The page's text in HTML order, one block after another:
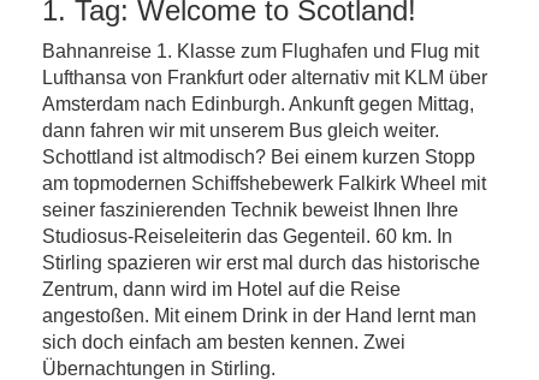
1. Tag: Welcome to Scotland!
Bahnanreise 1. Klasse zum Flughafen und Flug mit
Lufthansa von Frankfurt oder alternativ mit KLM über
Amsterdam nach Edinburgh. Ankunft gegen Mittag,
dann fahren wir mit unserem Bus gleich weiter.
Schottland ist altmodisch? Bei einem kurzen Stopp
am topmodernen Schiffshebewerk Falkirk Wheel mit
seiner faszinierenden Technik beweist Ihnen Ihre
Studiosus-Reiseleiterin das Gegenteil. 60 km. In
Stirling spazieren wir erst mal durch das historische
Zentrum, dann wird im Hotel auf die Reise
angestoßen. Mit einem Drink in der Hand lernt man
sich doch einfach am besten kennen. Zwei
Übernachtungen in Stirling.